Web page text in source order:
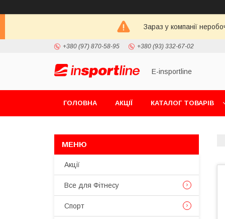
Зараз у компанії
+380 (97) 870-58-95 +380 (93) 332-67-02
E-insportline
ГОЛОВНА АКЦІЇ КАТАЛОГ ТОВАРІВ
Акції
Все для Фітнесу
Спорт